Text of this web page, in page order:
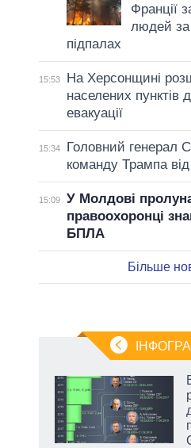
Франції
людей за
підпалах
15:53
На Херсонщині
населених пунктів
евакуації
15:34
Головний генерал
команду Трампа від
15:09
У Молдові
правоохоронці
БПЛА
Більше